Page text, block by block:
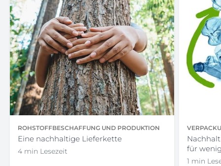
ROHSTOFFBESCHAFFUNG UND PRODUKTION
Eine nachhaltige Lieferkette
4 min Lesezeit
für
1 min